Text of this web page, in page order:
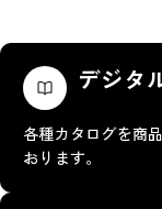
デジタ
各種カタログを商
おります。